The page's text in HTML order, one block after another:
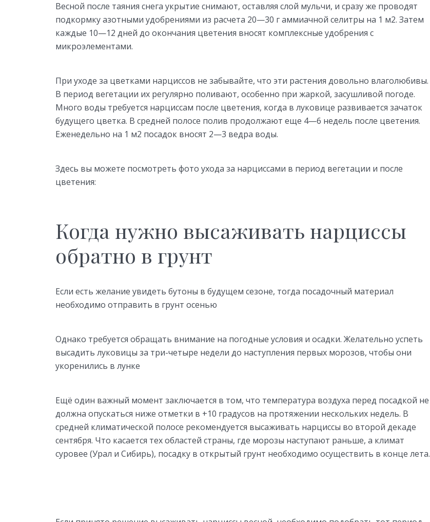
Весной после таяния снега укрытие снимают, оставляя слой мульчи, и сразу же проводят
подкормку азотными удобрениями из расчета 20—30 г аммиачной селитры на 1 м2. Затем
каждые 10—12 дней до окончания цветения вносят комплексные удобрения с
микроэлементами.
При уходе за цветками нарциссов не забывайте, что эти растения довольно влаголюбивы.
В период вегетации их регулярно поливают, особенно при жаркой, засушливой погоде.
Много воды требуется нарциссам после цветения, когда в луковице развивается зачаток
будущего цветка. В средней полосе полив продолжают еще 4—6 недель после цветения.
Еженедельно на 1 м2 посадок вносят 2—3 ведра воды.
Здесь вы можете посмотреть фото ухода за нарциссами в период вегетации и после
цветения:
Когда нужно высаживать нарциссы
обратно в грунт
Если есть желание увидеть бутоны в будущем сезоне, тогда посадочный материал
необходимо отправить в грунт осенью
Однако требуется обращать внимание на погодные условия и осадки. Желательно успеть
высадить луковицы за три-четыре недели до наступления первых морозов, чтобы они
укоренились в лунке
Ещё один важный момент заключается в том, что температура воздуха перед посадкой не
должна опускаться ниже отметки в +10 градусов на протяжении нескольких недель. В
средней климатической полосе рекомендуется высаживать нарциссы во второй декаде
сентября. Что касается тех областей страны, где морозы наступают раньше, а климат
суровее (Урал и Сибирь), посадку в открытый грунт необходимо осуществить в конце лета.